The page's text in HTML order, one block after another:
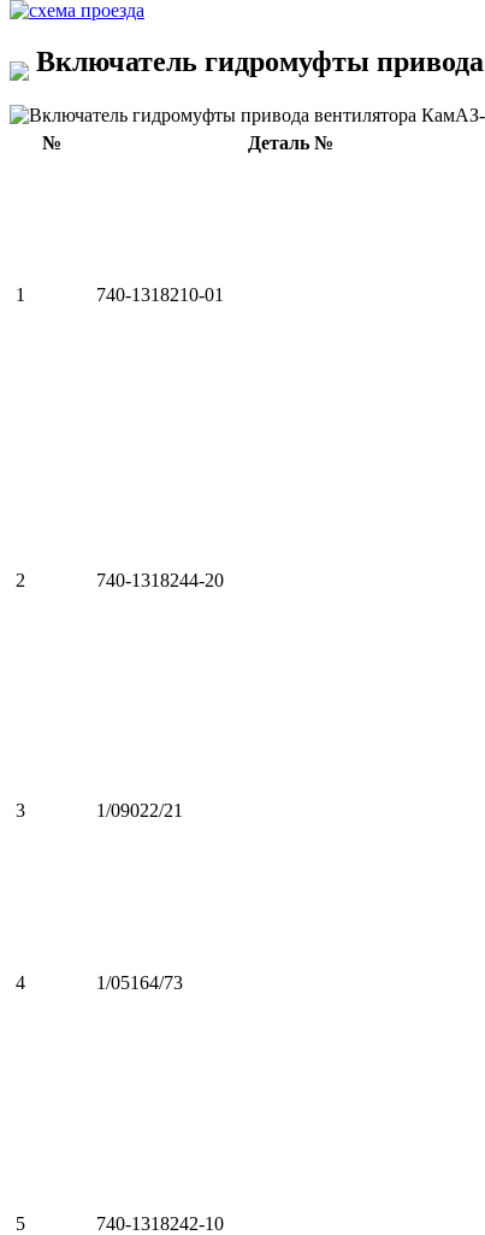
Включатель гидромуфты
№ Деталь №
1 740-1318210-01
2 740-1318244-20
3 1/09022/21
4 1/05164/73
5 740-1318242-10